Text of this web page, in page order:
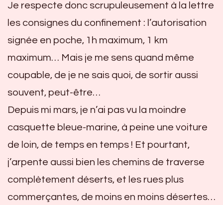
Je respecte donc scrupuleusement à la lettre
les consignes du confinement : l’autorisation
signée en poche, 1h maximum, 1 km
maximum… Mais je me sens quand même
coupable, de je ne sais quoi, de sortir aussi
souvent, peut-être…
Depuis mi mars, je n’ai pas vu la moindre
casquette bleue-marine, à peine une voiture
de loin, de temps en temps ! Et pourtant,
j’arpente aussi bien les chemins de traverse
complètement déserts, et les rues plus
commerçantes, de moins en moins désertes…